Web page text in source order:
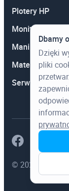
Plotery HP
Monitory
Manipulatory 3D
Materiały
Serwis
© 2023 Procad.
Dbamy
Dzięki
pliki